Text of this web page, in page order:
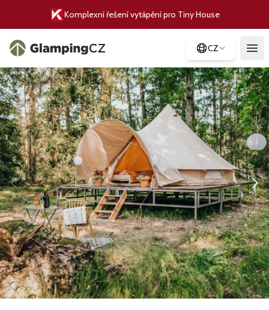
Komplexní řešení vytápění pro Tiny House
CZ